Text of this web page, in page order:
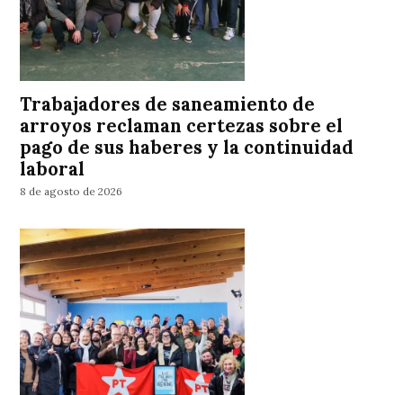
Trabajadores de saneamiento de
arroyos reclaman certezas sobre el
pago de sus haberes y la continuidad
laboral
8 de agosto de 2026